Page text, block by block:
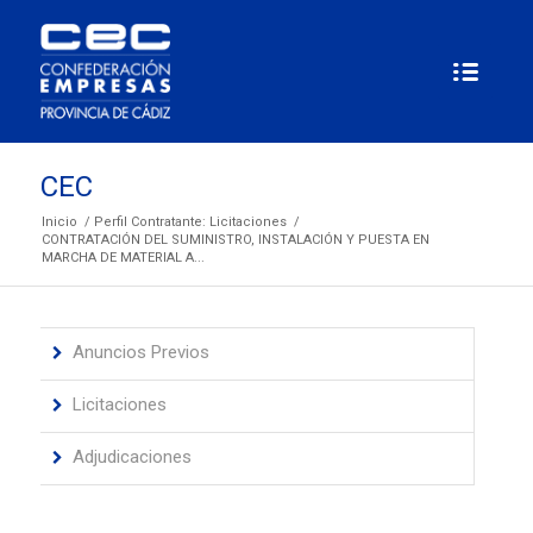
CEC
Inicio / Perfil Contratante: Licitaciones /
CONTRATACIÓN DEL SUMINISTRO, INSTALACIÓN Y PUESTA EN
MARCHA DE MATERIAL A...
Anuncios Previos
Licitaciones
Adjudicaciones